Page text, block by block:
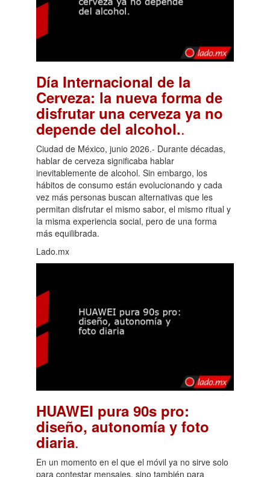
Día Internacional de la
Cerveza: la nueva forma de
disfrutar una cerveza ya no
depende del alcohol..
Ciudad de México, junio 2026.- Durante décadas,
hablar de cerveza significaba hablar
inevitablemente de alcohol. Sin embargo, los
hábitos de consumo están evolucionando y cada
vez más personas buscan alternativas que les
permitan disfrutar el mismo sabor, el mismo ritual y
la misma experiencia social, pero de una forma
más equilibrada.
Lado.mx
HUAWEI pura 90s pro:
diseño, autonomía y foto
diaria.
En un momento en el que el móvil ya no sirve solo
para contestar mensajes, sino también para